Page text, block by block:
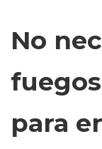
No
para